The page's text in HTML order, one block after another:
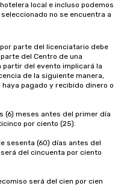
o
local e incluso podemos
no se encuentra a
por parte del licenciatario debe
del Centro de una
partir del evento implicará la
de la siguiente manera,
pagado y recibido dinero o
(6) meses antes del primer día
por ciento (25).
sesenta (60) días antes del
del cincuenta por ciento
será del cien por cien